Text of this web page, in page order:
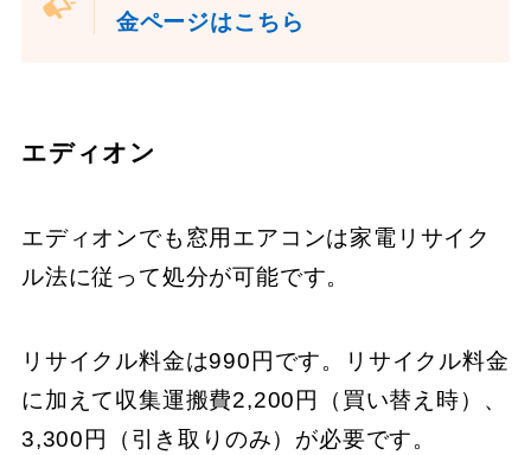
金ページはこちら
エディオン
エディオンでも窓用エアコンは家電リサイク
ル法に従って処分が可能です。
リサイクル料金は990円です。リサイクル料金
に加えて収集運搬費2,200円（買い替え時）、
3,300円（引き取りのみ）が必要です。